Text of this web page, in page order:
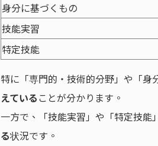
身分に基づくもの
技能実習
特定技能
特に「専門的・技術的分野」や「身
えている ことが分かります。
一方で、「技能実習」や「特定技能
る状況です。